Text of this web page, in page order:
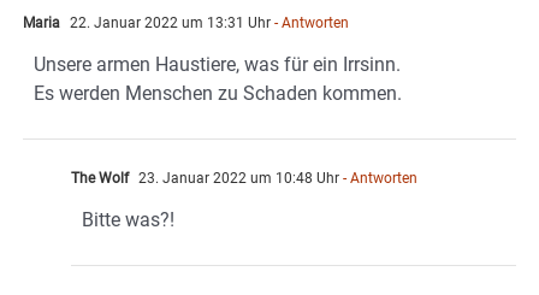
Maria 22. Januar 2022 um 13:31 Uhr - Antworten
Unsere armen Haustiere, was für ein Irrsinn.
Es werden Menschen zu Schaden kommen.
The Wolf 23. Januar 2022 um 10:48 Uhr - Antworten
Bitte was?!